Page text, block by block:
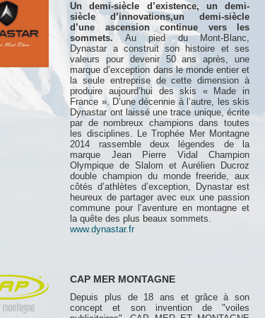
Un demi-siècle d’existence, un demi-
siècle d’innovations,un demi-siècle
d’une ascension continue vers les
sommets. Au pied du Mont-Blanc,
Dynastar a construit son histoire et ses
valeurs pour devenir 50 ans après, une
marque d’exception dans le monde entier et
la seule entreprise de cette dimension à
produire aujourd’hui des skis « Made in
France ». D’une décennie à l’autre, les skis
Dynastar ont laissé une trace unique, écrite
par de nombreux champions dans toutes
les disciplines. Le Trophée Mer Montagne
2014 rassemble deux légendes de la
marque Jean Pierre Vidal Champion
Olympique de Slalom et Aurélien Ducroz
double champion du monde freeride, aux
côtés d’athlètes d’exception, Dynastar est
heureux de partager avec eux une passion
commune pour l’aventure en montagne et
la quête des plus beaux sommets.
www.dynastar.fr
CAP MER MONTAGNE
Depuis plus de 18 ans et grâce à son
concept et son invention de "voiles